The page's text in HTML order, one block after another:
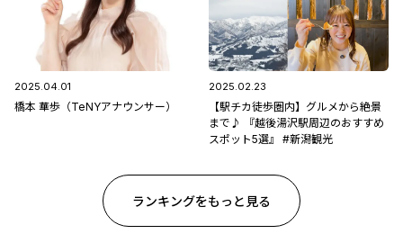
2025.04.01
橋本 華歩（TeNYアナウンサー）
2025.02.23
【駅チカ徒歩圏内】グルメから絶景
まで♪ 『越後湯沢駅周辺のおすすめ
スポット5選』 #新潟観光
ランキングをもっと見る